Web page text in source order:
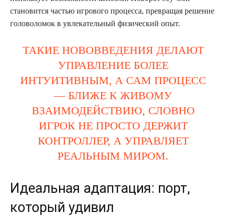
становится частью игрового процесса, превращая решение
головоломок в увлекательный физический опыт.
ТАКИЕ НОВОВВЕДЕНИЯ ДЕЛАЮТ
УПРАВЛЕНИЕ БОЛЕЕ
ИНТУИТИВНЫМ, А САМ ПРОЦЕСС
— БЛИЖЕ К ЖИВОМУ
ВЗАИМОДЕЙСТВИЮ, СЛОВНО
ИГРОК НЕ ПРОСТО ДЕРЖИТ
КОНТРОЛЛЕР, А УПРАВЛЯЕТ
РЕАЛЬНЫМ МИРОМ.
Идеальная адаптация: порт,
который удивил